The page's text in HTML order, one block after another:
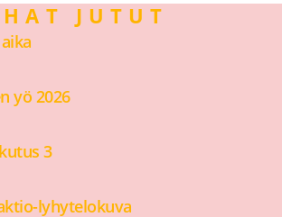
JUTUT
yö 2026
3
lyhytelokuva